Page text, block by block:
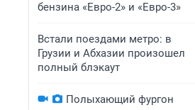
бензина «Евро-2» и «Евро-3»
Встали поездами метро: в
Грузии и Абхазии произошел
полный блэкаут
Полыхающий фургон